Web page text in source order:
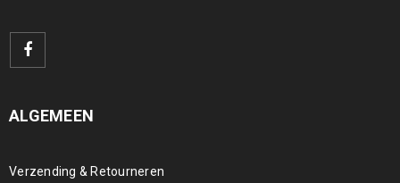
ALGEMEEN
Verzending & Retourneren